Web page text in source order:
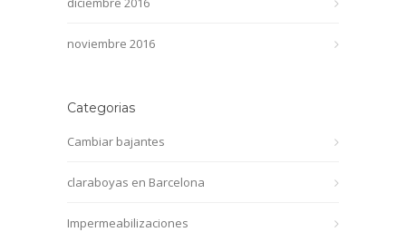
noviembre 2016
Categorias
Cambiar bajantes
claraboyas en Barcelona
Impermeabilizaciones